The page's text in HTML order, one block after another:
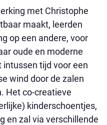
met Christophe
maakt, leerden
op een andere, voor
oude en moderne
intussen tijd voor een
wind door de zalen
Het co-creatieve
kinderschoentjes,
en zal via verschillende